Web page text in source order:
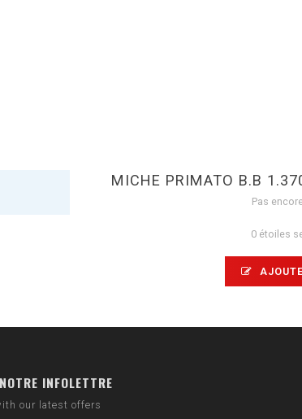
MICHE PRIMATO B.B
Pas
0 étoiles
INFOLETTRE
our latest offers